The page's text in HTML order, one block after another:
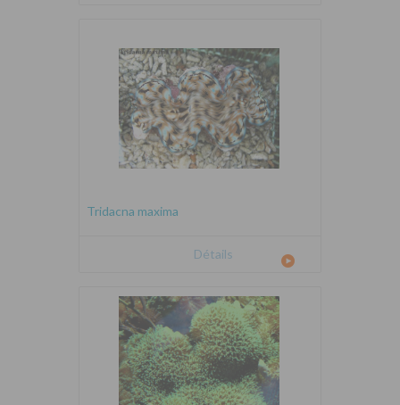
Tridacna maxima
Détails